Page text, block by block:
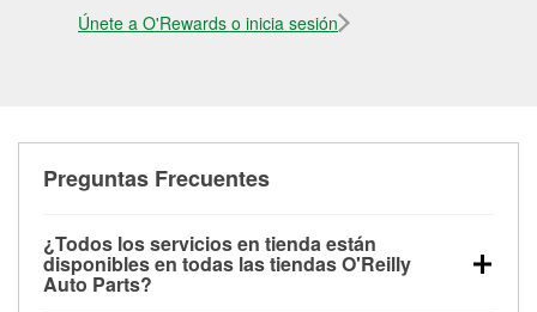
Únete a O'Rewards o inicia sesión
Preguntas Frecuentes
¿Todos los servicios en tienda están
disponibles en todas las tiendas O'Reilly
Auto Parts?